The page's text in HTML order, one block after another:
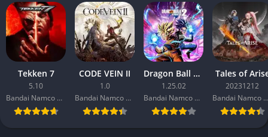
Modalità di gioco considerate limitate da alcuni recensori
Prestazioni variabili a seconda della configurazione
hardware, con alcuni sistemi che raggiungono solo 14 FPS
Tekken 7
5.10
Bandai Namco Entertainment
CODE VEIN II
1.0
Bandai Namco Entertainment
Dragon Ball Xenoverse 2
1.25.02
Bandai Namco Entertainment
Tales of
20231212
Bandai Namco Entertainment